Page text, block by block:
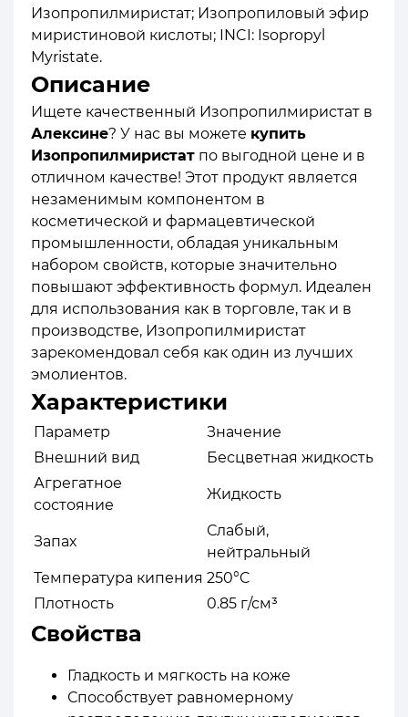
Изопропилмиристат; Изопропиловый эфир
миристиновой кислоты; INCI: Isopropyl
Myristate.
Описание
Ищете качественный Изопропилмиристат в
Алексине? У нас вы можете купить
Изопропилмиристат по выгодной цене и в
отличном качестве! Этот продукт является
незаменимым компонентом в
косметической и фармацевтической
промышленности, обладая уникальным
набором свойств, которые значительно
повышают эффективность формул. Идеален
для использования как в торговле, так и в
производстве, Изопропилмиристат
зарекомендовал себя как один из лучших
эмолиентов.
Характеристики
Параметр
Значение
Внешний вид
Бесцветная жидкость
Агрегатное
состояние
Жидкость
Запах
Слабый,
нейтральный
Температура кипения 250°C
Плотность
0.85 г/см³
Свойства
Гладкость и мягкость на коже
Способствует равномерному